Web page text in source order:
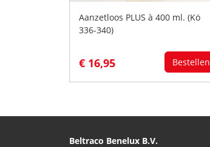
Aanzetloos PLUS à 400 ml. (Kö
336-340)
€ 16,95 Bestellen
Beltraco Benelux B.V.